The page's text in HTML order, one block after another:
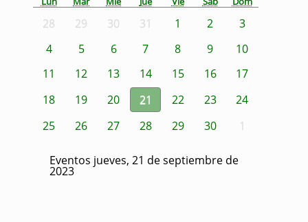
28 29 30 31 1 2
3
4
5 6 7 8 9
10
11
12 13 14 15 16
17
18
19 20 21 22 23
24
25
26 27 28 29 30 1
Eventos jueves, 21 de septiembre de
2023